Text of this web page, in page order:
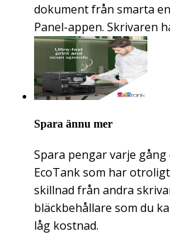
dokument från smarta
Panel-appen. Skrivaren
Spara ännu mer
Spara pengar varje
EcoTank som har
skillnad från andra
bläckbehållare som du
låg kostnad.